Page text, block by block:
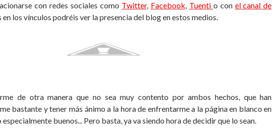
con redes sociales como Twitter, Facebook, Tuenti o con el canal de
en los vínculos podréis ver la presencia del blog en estos medios.
de otra manera que no sea muy contento por ambos hechos, que han
bastante y tener más ánimo a la hora de enfrentarme a la página en blanco en
especialmente buenos... Pero basta, ya va siendo hora de decidir que lo sean.